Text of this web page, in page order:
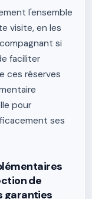
l'ensemble
visite, en les
si
faciliter
ces réserves
pour
ses
de
garanties